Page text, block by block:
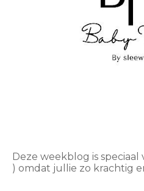
Deze weekblog is speciaal
) omdat jullie zo krachtig